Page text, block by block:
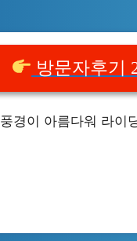
방문자후기
경이 아름다워 라